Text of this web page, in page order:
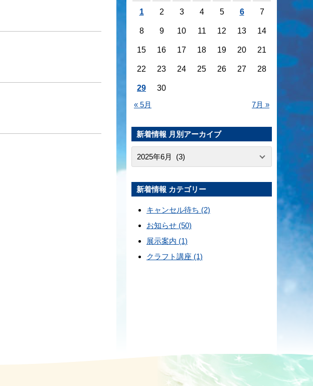
1
2 3 4 5 6 7
8 9 10 11 12 13 14
15 16 17 18 19 20 21
22 23 24 25 26 27 28
29
30
« 5月
7月 »
新着情報 月別アーカイブ
新着情報 カテゴリー
キャンセル待ち (2)
お知らせ (50)
展示案内 (1)
クラフト講座 (1)